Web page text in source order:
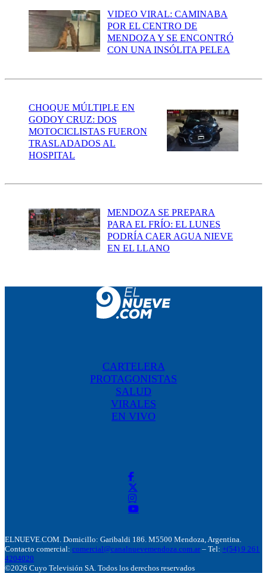
VIDEO VIRAL: CAMINABA
POR EL CENTRO DE
MENDOZA Y SE ENCONTRÓ
CON UNA INSÓLITA PELEA
CHOQUE MÚLTIPLE EN
GODOY CRUZ: DOS
MOTOCICLISTAS FUERON
TRASLADADOS AL
HOSPITAL
MENDOZA SE PREPARA
PARA EL FRÍO: EL LUNES
PODRÍA CAER AGUA NIEVE
EN EL LLANO
CARTELERA
PROTAGONISTAS
SALUD
VIRALES
EN VIVO
ELNUEVE.COM. Domicillo: Garibaldi 186. M5500 Mendoza, Argentina.
Contacto comercial: comercial@canalnuevemendoza.com.ar – Tel: +(54) 9 261
4204020
©2026 Cuyo Televisión SA. Todos los derechos reservados